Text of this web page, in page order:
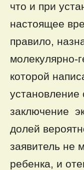
что и при
настоящее
правило,
молекулярно-
которой
заключение
долей
заявитель не
ребенка, и